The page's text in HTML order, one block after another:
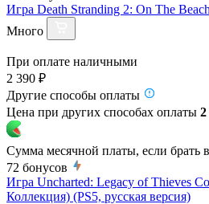
Игра Death Stranding 2: On The
Много
При оплате наличными
2 390 ₽
Другие способы оплаты
Цена при других способах оплаты 2
Сумма месячной платы, если брать
72 бонусов
Игра Uncharted: Legacy of Thieves
Коллекция) (PS5, русская версия)